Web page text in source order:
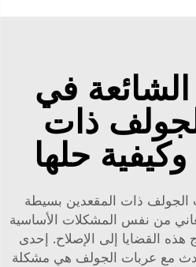
في
ذات
حلها
ذات المقعدين بسيطة
تعاني من نفس المشكلات الأساسية
هذه القضايا إلى الإصلاح. إحدى
مع عربات الجولف هي مشكلة